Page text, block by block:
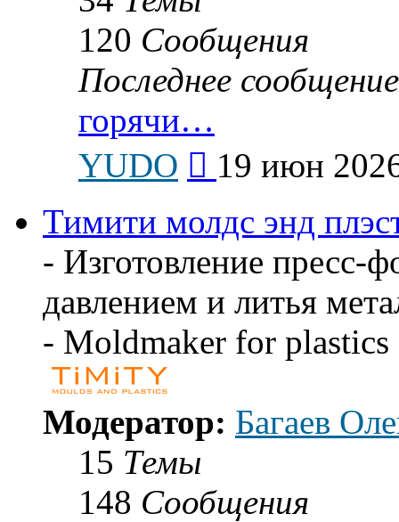
120 Сообщения
Последнее сообщение
горячи…
YUDO
последнему
19 июн
Тимити молдс энд
- Изготовление пресс-
давлением и литья
- Moldmaker for
Модератор: Багаев
15 Темы
148 Сообщения